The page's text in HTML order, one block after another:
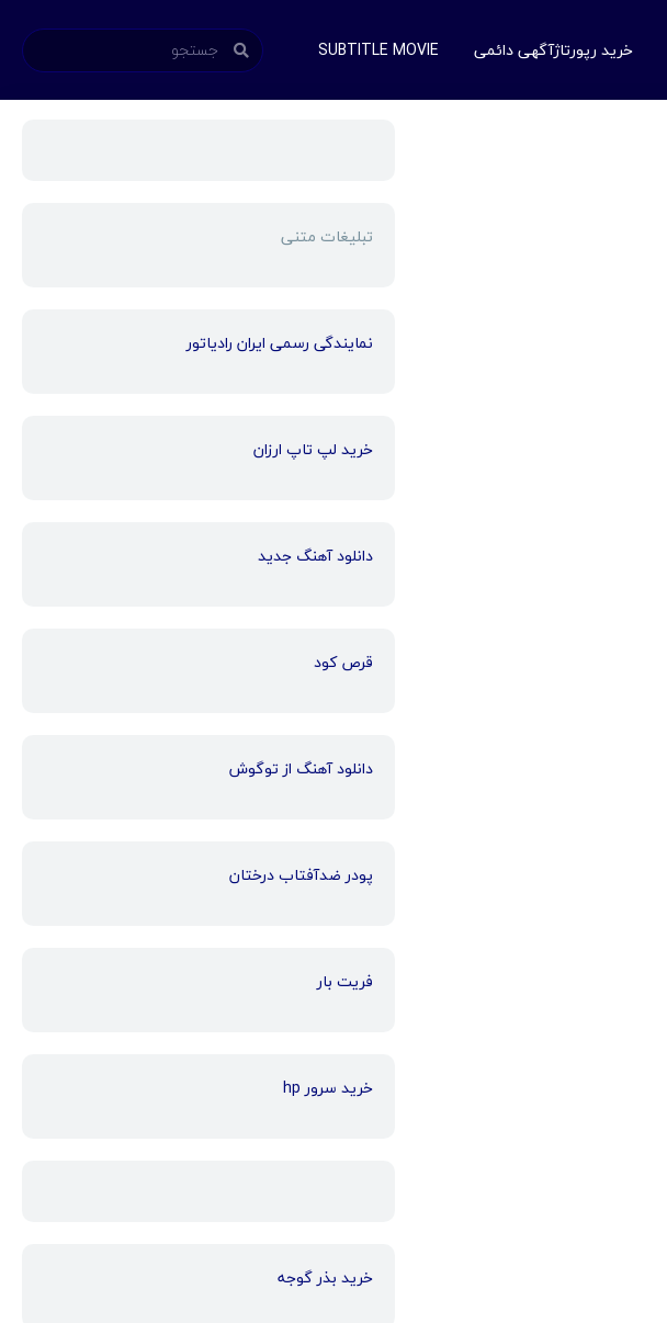
خرید رپورتاژآگهی دائمی SUBTITLE MOVIE
تبلیغات متنی
نمایندگی رسمی ایران رادیاتور
خرید لپ تاپ ارزان
دانلود آهنگ جدید
قرص کود
دانلود آهنگ از توگوش
پودر ضدآفتاب درختان
فریت بار
خرید سرور hp
خرید بذر گوجه